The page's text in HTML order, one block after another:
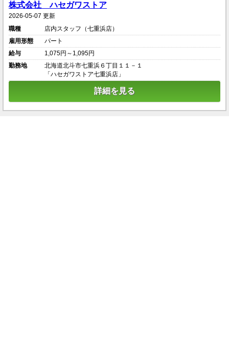
株式会社 ハセガワストア
2026-05-07 更新
職種
店内スタッフ（七重浜店）
雇用形態
パート
給与
1,075円～1,095円
勤務地
北海道北斗市七重浜６丁目１１－１
「ハセガワストア七重浜店」
詳細を見る